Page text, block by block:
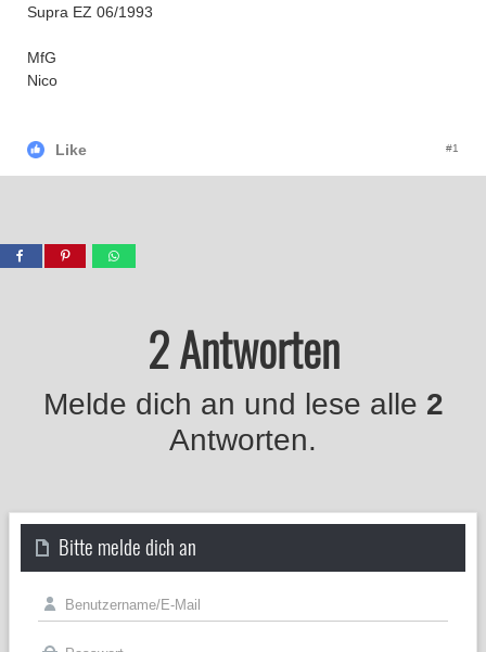
Supra EZ 06/1993
MfG
Nico
Like #1
2 Antworten
Melde dich an und lese alle 2
Antworten.
Bitte melde dich an